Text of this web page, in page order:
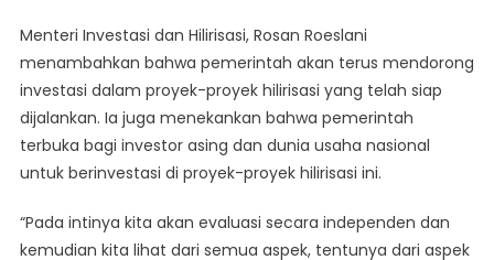
Menteri Investasi dan Hilirisasi, Rosan Roeslani
menambahkan bahwa pemerintah akan terus mendorong
investasi dalam proyek-proyek hilirisasi yang telah siap
dijalankan. Ia juga menekankan bahwa pemerintah
terbuka bagi investor asing dan dunia usaha nasional
untuk berinvestasi di proyek-proyek hilirisasi ini.
“Pada intinya kita akan evaluasi secara independen dan
kemudian kita lihat dari semua aspek, tentunya dari aspek